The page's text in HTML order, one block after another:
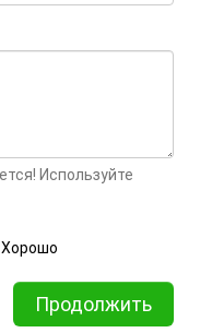
Используйте
Хорошо
Продолжить